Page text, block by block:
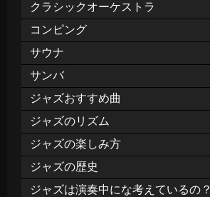
クラシックオーケストラ
コンピング
サウナ
サンバ
ジャズおすすめ曲
ジャズのリズム
ジャズの楽しみ方
ジャズの歴史
ジャズは演奏中にな考えているの？